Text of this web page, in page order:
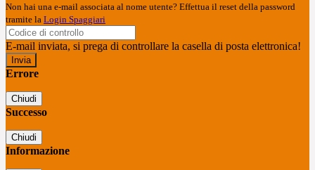
Non hai una e-mail associata al nome utente? Effettua il reset della password
tramite la Login Spaggiari
E-mail inviata, si prega di controllare la casella di posta elettronica!
Errore
Chiudi
Successo
Chiudi
Informazione